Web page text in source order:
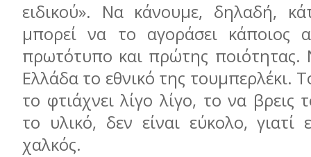
ειδικού». Να κάνουμε, δηλαδή,
μπορεί να το αγοράσει κάποιος
πρωτότυπο και πρώτης ποιότητας.
Ελλάδα το εθνικό της τουμπερλέκι.
το φτιάχνει λίγο λίγο, το να βρεις
το υλικό, δεν είναι εύκολο, γιατί
χαλκός.